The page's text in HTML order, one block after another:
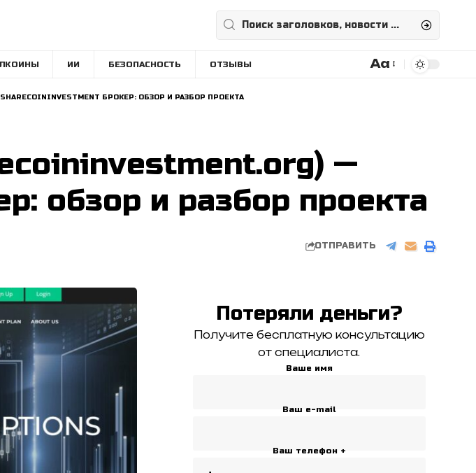
ИИ БЕЗОПАСНОСТЬ ОТЗЫВЫ
Размера
Aa
SHARECOININVESTMENT БРОКЕР: ОБЗОР И РАЗБОР ПРОЕКТА
—
обзор и разбор проекта
ОТПРАВИТЬ
Потеряли деньги?
Получите бесплатную консультацию
от специалиста.
Ваше имя
Ваш e-mail
Ваш телефон +